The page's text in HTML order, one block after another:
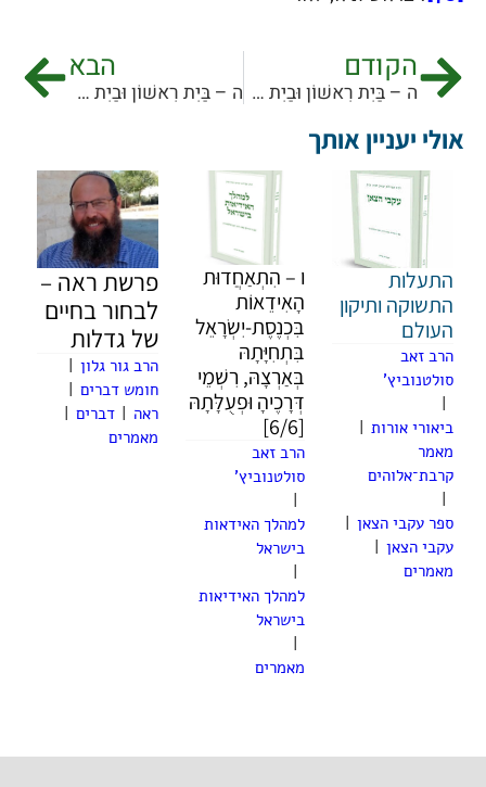
הקודם
ה – בַּיִת רִאשׁוֹן וּבַיִת שֵׁנִי. הָאִידֵאָה הַדָּתִית. הַמַּצָּב הַיִּשְׂרְאֵלִי וְיִחוּסוֹ לָאֱנוֹשִׁיּוּת [6/11]
הבא
ה – בַּיִת רִאשׁוֹן וּבַיִת שֵׁנִי. הָאִידֵאָה הַדָּתִית. הַמַּצָּב הַיִּשְׂרְאֵלִי וְיִחוּסוֹ לָאֱנוֹשִׁיּוּת [8/11]
אולי יעניין אותך
התעלות
התשוקה ותיקון
העולם
הרב זאב
סולטנוביץ'
ביאורי אורות |
מאמר
קרבת־אלוהים
ספר עקבי הצאן |
עקבי הצאן |
מאמרים
ו – הִתְאַחֲדוּת
הָאִידֵאוֹת
בִּכְנֶסֶת-יִשְׂרָאֵל
בִּתְחִיָּתָהּ
בְּאַרְצָהּ, רִשְׁמֵי
דְּרָכֶיהָ וּפְעֻלָּתָהּ
הרב זאב
סולטנוביץ'
למהלך האידאות
בישראל
למהלך האידיאות
בישראל
מאמרים
פרשת ראה –
לבחור בחיים
של גדלות
הרב גור גלון |
חומש דברים |
ראה | דברים |
מאמרים